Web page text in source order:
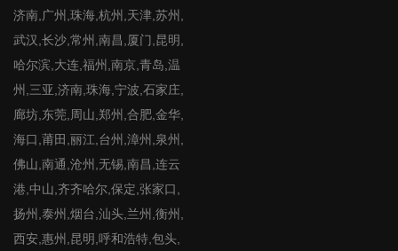
济南,广州,珠海,杭州,天津,苏州,
武汉,长沙,常州,南昌,厦门,昆明,
哈尔滨,大连,福州,南京,青岛,温
州,三亚,济南,珠海,宁波,石家庄,
廊坊,东莞,周山,郑州,合肥,金华,
海口,莆田,丽江,台州,漳州,泉州,
佛山,南通,沧州,无锡,南昌,连云
港,中山,齐齐哈尔,保定,张家口,
扬州,泰州,烟台,汕头,兰州,衡州,
西安,惠州,昆明,呼和浩特,包头,